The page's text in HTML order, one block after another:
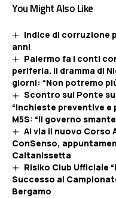
You Might Also Like
Indice di corruzione
anni
Palermo fa i conti
periferia. Il dramma di
giorni: “Non potremo
Scontro sul Ponte
“Inchieste preventive e
M5S: “Il governo
Al via il nuovo Corso
ConSenso,
Caltanissetta
Risiko Club Ufficiale
Successo al
Bergamo